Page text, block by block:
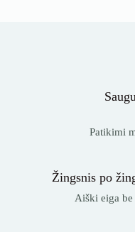
Patikimi
Žingsnis po
Aiški eiga